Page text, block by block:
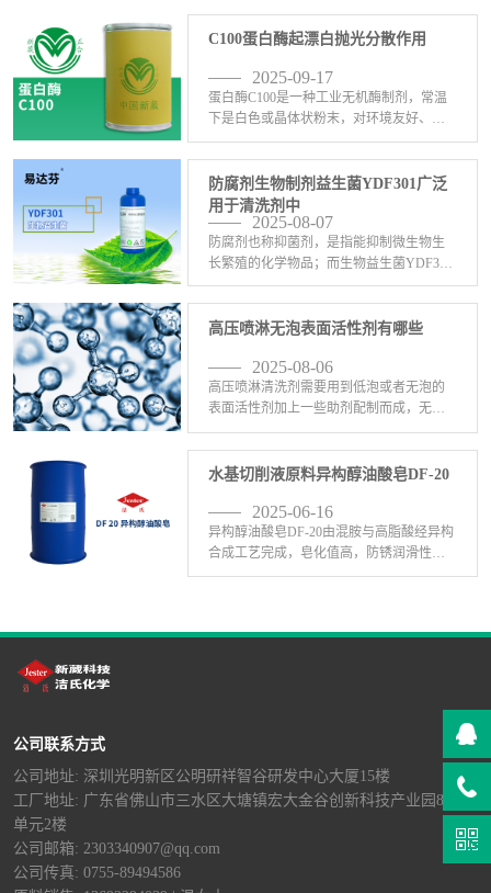
他碱性胺类化学原料的替代品，有稳定产
品PH值的作用。有机胺酯TPP有络合、清
C100蛋白酶起漂白抛光分散作用
2025-09-17
蛋白酶C100是一种工业无机酶制剂，常温
下是白色或晶体状粉末，对环境友好、无
磷、不含重金属元素它是一种对黑色金
属、有色金属都有很好的络合增亮，对金
属表面炭黑、黑灰有极强的溶解剥离作
用。蛋白酶C100用 <-查看详情>
防腐剂生物制剂益生菌YDF301广泛
用于清洗剂中
2025-08-07
防腐剂也称抑菌剂，是指能抑制微生物生
长繁殖的化学物品；而生物益生菌YDF301
由新葳公司生物科技部门研发的前沿生物
益生菌制剂，大量应用于于金属清洗剂、
中性除油剂、水基表面活性剂、水性切切
高压喷淋无泡表面活性剂有哪些
2025-08-06
高压喷淋清洗剂需要用到低泡或者无泡的
表面活性剂加上一些助剂配制而成，无泡
表面活性剂有哪些呢？1、无泡表面活性剂
C-201：C-201无泡表面活性剂(聚乙烯醇醚)
是一种醇醚类无泡乳化剂，在绿色工业用
水基切削液原料异构醇油酸皂DF-20
2025-06-16
异构醇油酸皂DF-20由混胺与高脂酸经异构
合成工艺完成，皂化值高，防锈润滑性优
异，在工业金属表面处理剂中发挥着不可
液使用中优于三 <-查看详情>
公司联系方式
公司地址: 深圳光明新区公明研祥智谷研发中心大厦15楼
工厂地址: 广东省佛山市三水区大塘镇宏大金谷创新科技产业园8栋B
单元2楼
公司邮箱: 2303340907@qq.com
公司传真: 0755-89494586